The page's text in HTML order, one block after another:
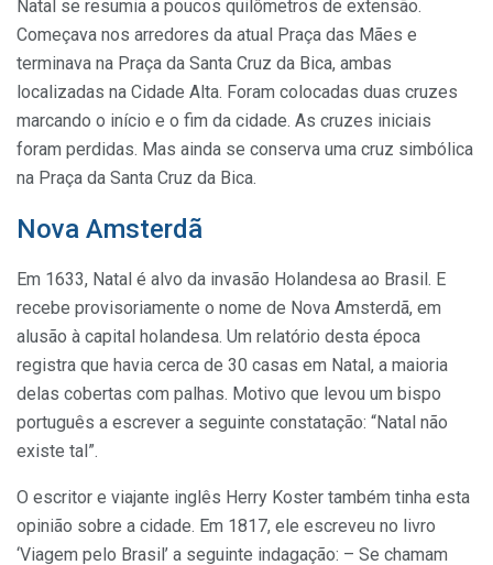
Natal se resumia a poucos quilômetros de extensão.
Começava nos arredores da atual Praça das Mães e
terminava na Praça da Santa Cruz da Bica, ambas
localizadas na Cidade Alta. Foram colocadas duas cruzes
marcando o início e o fim da cidade. As cruzes iniciais
foram perdidas. Mas ainda se conserva uma cruz simbólica
na Praça da Santa Cruz da Bica.
Nova Amsterdã
Em 1633, Natal é alvo da invasão Holandesa ao Brasil. E
recebe provisoriamente o nome de Nova Amsterdã, em
alusão à capital holandesa. Um relatório desta época
registra que havia cerca de 30 casas em Natal, a maioria
delas cobertas com palhas. Motivo que levou um bispo
português a escrever a seguinte constatação: “Natal não
existe tal”.
O escritor e viajante inglês Herry Koster também tinha esta
opinião sobre a cidade. Em 1817, ele escreveu no livro
‘Viagem pelo Brasil’ a seguinte indagação: – Se chamam